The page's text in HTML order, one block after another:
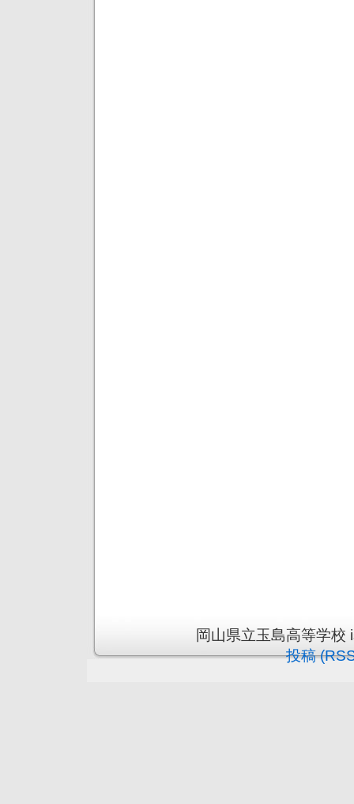
岡山県立玉島高等学
投稿